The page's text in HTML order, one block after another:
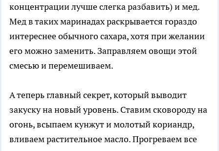
концентрации лучше слегка разбавить) и мед.
Мед в таких маринадах раскрывается гораздо
интереснее обычного сахара, хотя при желании
его можно заменить. Заправляем овощи этой
смесью и перемешиваем.
А теперь главный секрет, который выводит
закуску на новый уровень. Ставим сковороду на
огонь, всыпаем кунжут и молотый кориандр,
вливаем растительное масло. Прогреваем все